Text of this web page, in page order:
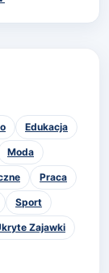
Edukacja
Moda
Praca
Sport
Zajawki